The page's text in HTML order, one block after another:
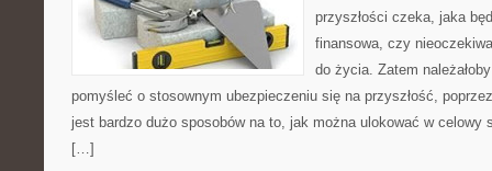
przyszłości czeka, jaka
finansowa, czy
do życia. Zatem
pomyśleć o stosownym ubezpieczeniu się na przyszłość,
jest bardzo dużo sposobów na to, jak można ulokować w celowy
[…]